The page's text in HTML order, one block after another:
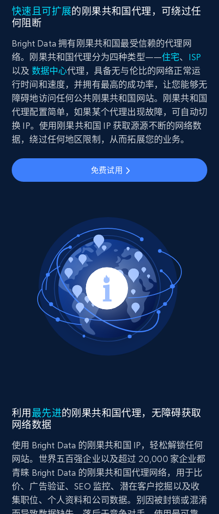
快速且可扩展的刚果共和国代理，可绕过任
何阻断
Bright Data 拥有刚果共和国最受信赖的代理网
络。刚果共和国代理分为四种类型——住宅、 ISP
以及 数据中心代理，具备无与伦比的网络正常运
行时间和速度，并拥有最高的成功率，让您能够无
障碍地访问任何公共刚果共和国网站。刚果共和国
代理配置简单，如果某个代理出现故障，可自动切
换 IP。使用刚果共和国 IP 获取源源不断的网络数
据，绕过任何地区限制，从而拓展您的业务。
免费试用
利用 最先进的刚果共和国代理，无障碍获取
网络数据
使用 Bright Data 的刚果共和国 IP，轻松解锁任何
网站。世界五百强企业以及超过 20,000 家企业都
青睐 Bright Data 的刚果共和国代理网络，用于比
价、广告验证、SEO 监控、潜在客户挖掘以及收
集职位、个人资料和公司数据。别因被封锁或混淆